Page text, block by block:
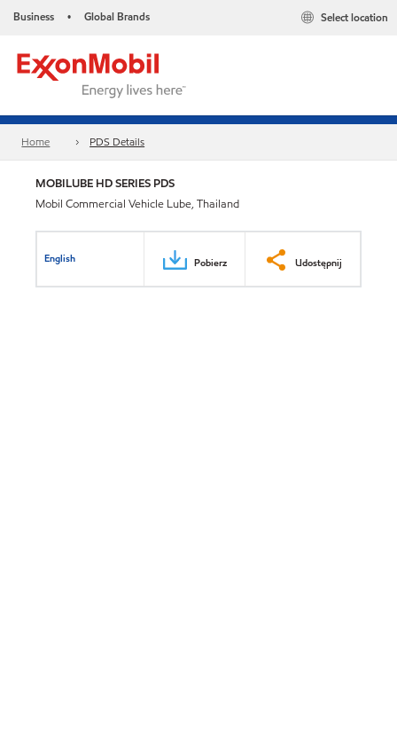
Business • Global Brands Select location
Home PDS Details
MOBILUBE HD SERIES PDS
Mobil Commercial Vehicle Lube, Thailand
English Pobierz Udostępnij